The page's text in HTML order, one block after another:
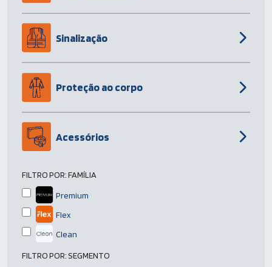
Sinalização
Proteção ao corpo
Acessórios
FILTRO POR:FAMÍLIA
Premium
Flex
Clean
FILTRO POR:SEGMENTO